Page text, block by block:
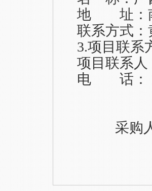
地 址：
联系方式：
3.项目联系
项目联系人
电 话
采购